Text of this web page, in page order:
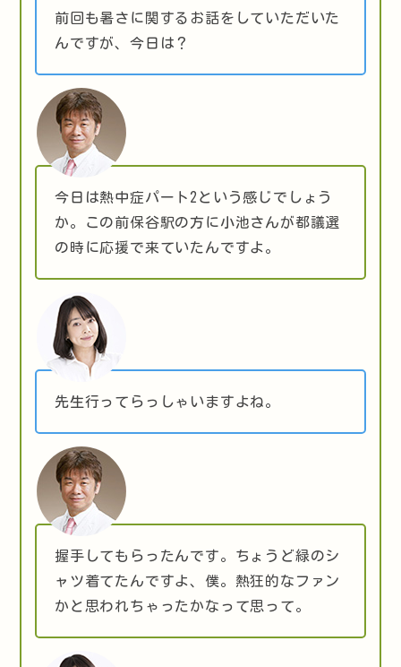
前回も暑さに関するお話をしていただいた
んですが、今日は？
今日は熱中症パート2という感じでしょう
か。この前保谷駅の方に小池さんが都議選
の時に応援で来ていたんですよ。
先生行ってらっしゃいますよね。
握手してもらったんです。ちょうど緑のシ
ャツ着てたんですよ、僕。熱狂的なファン
かと思われちゃったかなって思って。